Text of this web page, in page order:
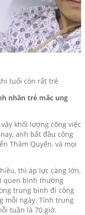
tuổi còn rất trẻ
nhân trẻ mắc ung
khối lượng công việc
anh bắt đầu công
Thâm Quyến, và mọi
thì áp lực càng lớn,
quen bình thường
trung bình đi công
mỗi ngày. Tính trung
tuần là 70 giờ.